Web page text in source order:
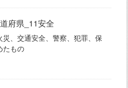
府県_11安全
、交通安全、警察、犯罪、保
たもの